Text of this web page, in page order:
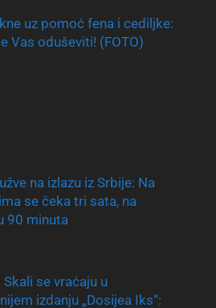
uz pomoć fena i cediljke:
Vas oduševiti! (FOTO)
na izlazu iz Srbije: Na
se čeka tri sata, na
90 minuta
se vraćaju u
izdanju „Dosijea Iks“: